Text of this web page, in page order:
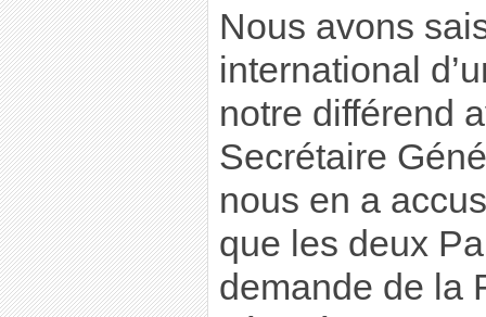
Nous avons
international
notre différend
Secrétaire
nous en a
que les deux
demande de la